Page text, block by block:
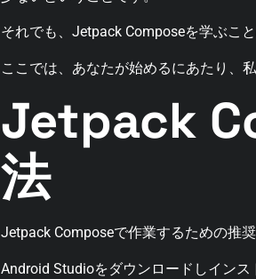
それでも、Jetpack Composeを学ぶこ
ここでは、あなたが始めるにあたり、
Jetpack
法
Jetpack Composeで作業するための推奨
Android Studioをダウンロードしイン